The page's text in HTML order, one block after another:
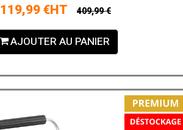
119,99 €HT 409,99 €
AJOUTER AU PANIER